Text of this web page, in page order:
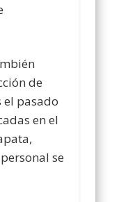
de
pasado
en el
se